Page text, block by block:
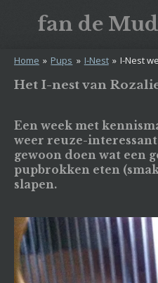
de
fan de
Home » Pups » I-Nest » I-Nest
Het I-nest van
Een week met
weer reuze-
gewoon doen wat een
pupbrokken eten
slapen.